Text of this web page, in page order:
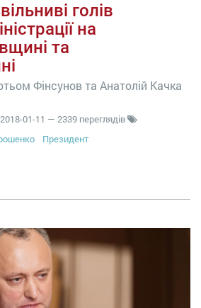
голів
на
та
Фінсунов та Анатолій Качка
2018-01-11 — 2339 переглядів
Президент